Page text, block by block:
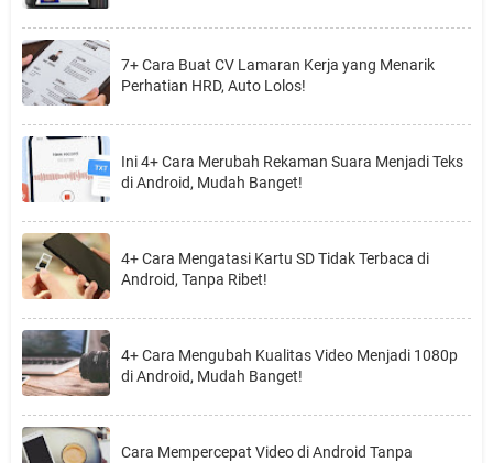
7+ Cara Buat CV Lamaran Kerja yang Menarik
Perhatian HRD, Auto Lolos!
Ini 4+ Cara Merubah Rekaman Suara Menjadi Teks
di Android, Mudah Banget!
4+ Cara Mengatasi Kartu SD Tidak Terbaca di
Android, Tanpa Ribet!
4+ Cara Mengubah Kualitas Video Menjadi 1080p
di Android, Mudah Banget!
Cara Mempercepat Video di Android Tanpa